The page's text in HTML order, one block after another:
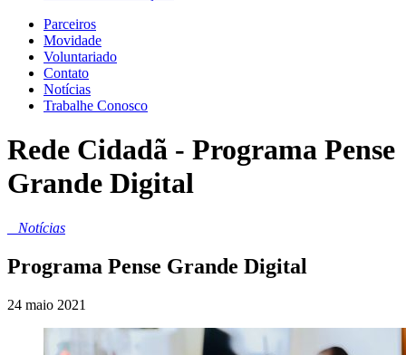
Parceiros
Movidade
Voluntariado
Contato
Notícias
Trabalhe Conosco
Rede Cidadã - Programa Pense
Grande Digital
Notícias
Programa Pense Grande Digital
24 maio 2021